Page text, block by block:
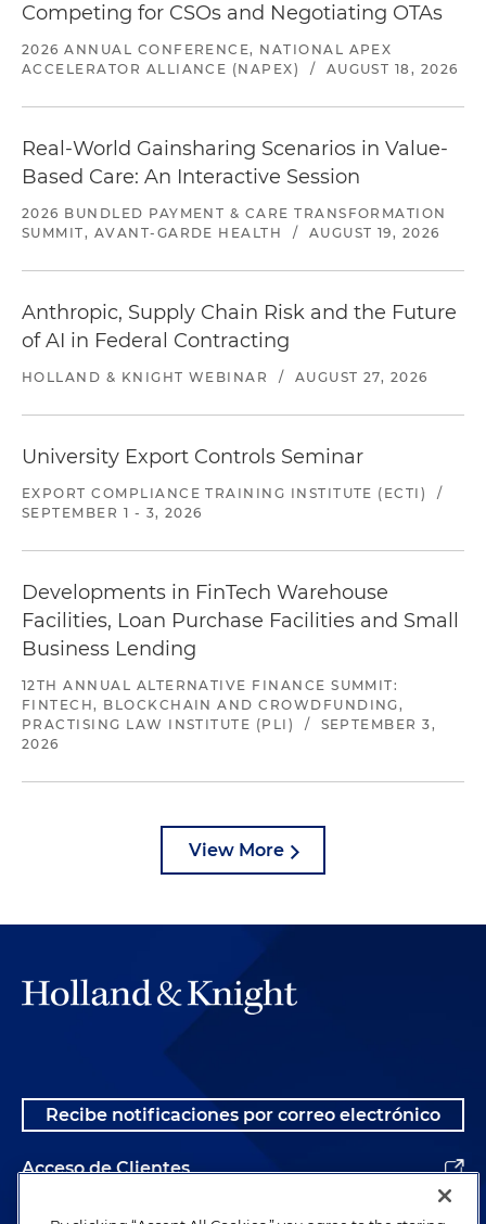
Competing for CSOs and Negotiating OTAs
2026 ANNUAL CONFERENCE, NATIONAL APEX
ACCELERATOR ALLIANCE (NAPEX)
/ AUGUST 18, 2026
Real-World Gainsharing Scenarios in Value-
Based Care: An Interactive Session
2026 BUNDLED PAYMENT & CARE TRANSFORMATION
SUMMIT, AVANT-GARDE HEALTH
/ AUGUST 19, 2026
Anthropic, Supply Chain Risk and the Future
of AI in Federal Contracting
HOLLAND & KNIGHT WEBINAR / AUGUST 27, 2026
University Export Controls Seminar
EXPORT COMPLIANCE TRAINING INSTITUTE (ECTI)
/
SEPTEMBER 1 - 3, 2026
Developments in FinTech Warehouse
Facilities, Loan Purchase Facilities and Small
Business Lending
12TH ANNUAL ALTERNATIVE FINANCE SUMMIT:
FINTECH, BLOCKCHAIN AND CROWDFUNDING,
PRACTISING LAW INSTITUTE (PLI)
/
SEPTEMBER 3,
2026
View More
Recibe notificaciones por correo electrónico
Acceso de Clientes